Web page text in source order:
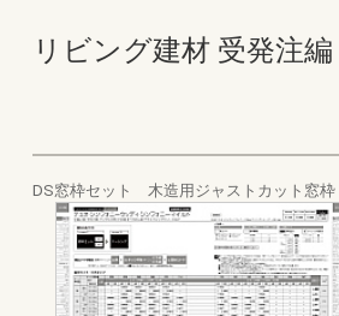
リビング建材 受発注
DS窓枠セット 木造用ジャストカット窓